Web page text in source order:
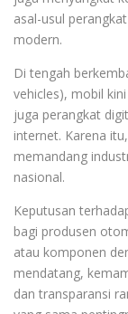
asal-usul
modern.
Di tengah
vehicles), mobil
juga perangkat
internet. Karena
memandang
nasional.
Keputusan
bagi produsen
atau komponen
mendatang,
dan transparansi